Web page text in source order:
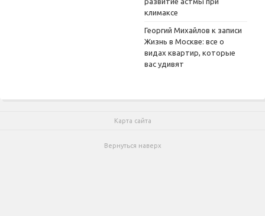
климаксе
Георгий Михайлов к записи
Жизнь в Москве: все о
видах квартир, которые
вас удивят
Карта сайта
Вернуться наверх